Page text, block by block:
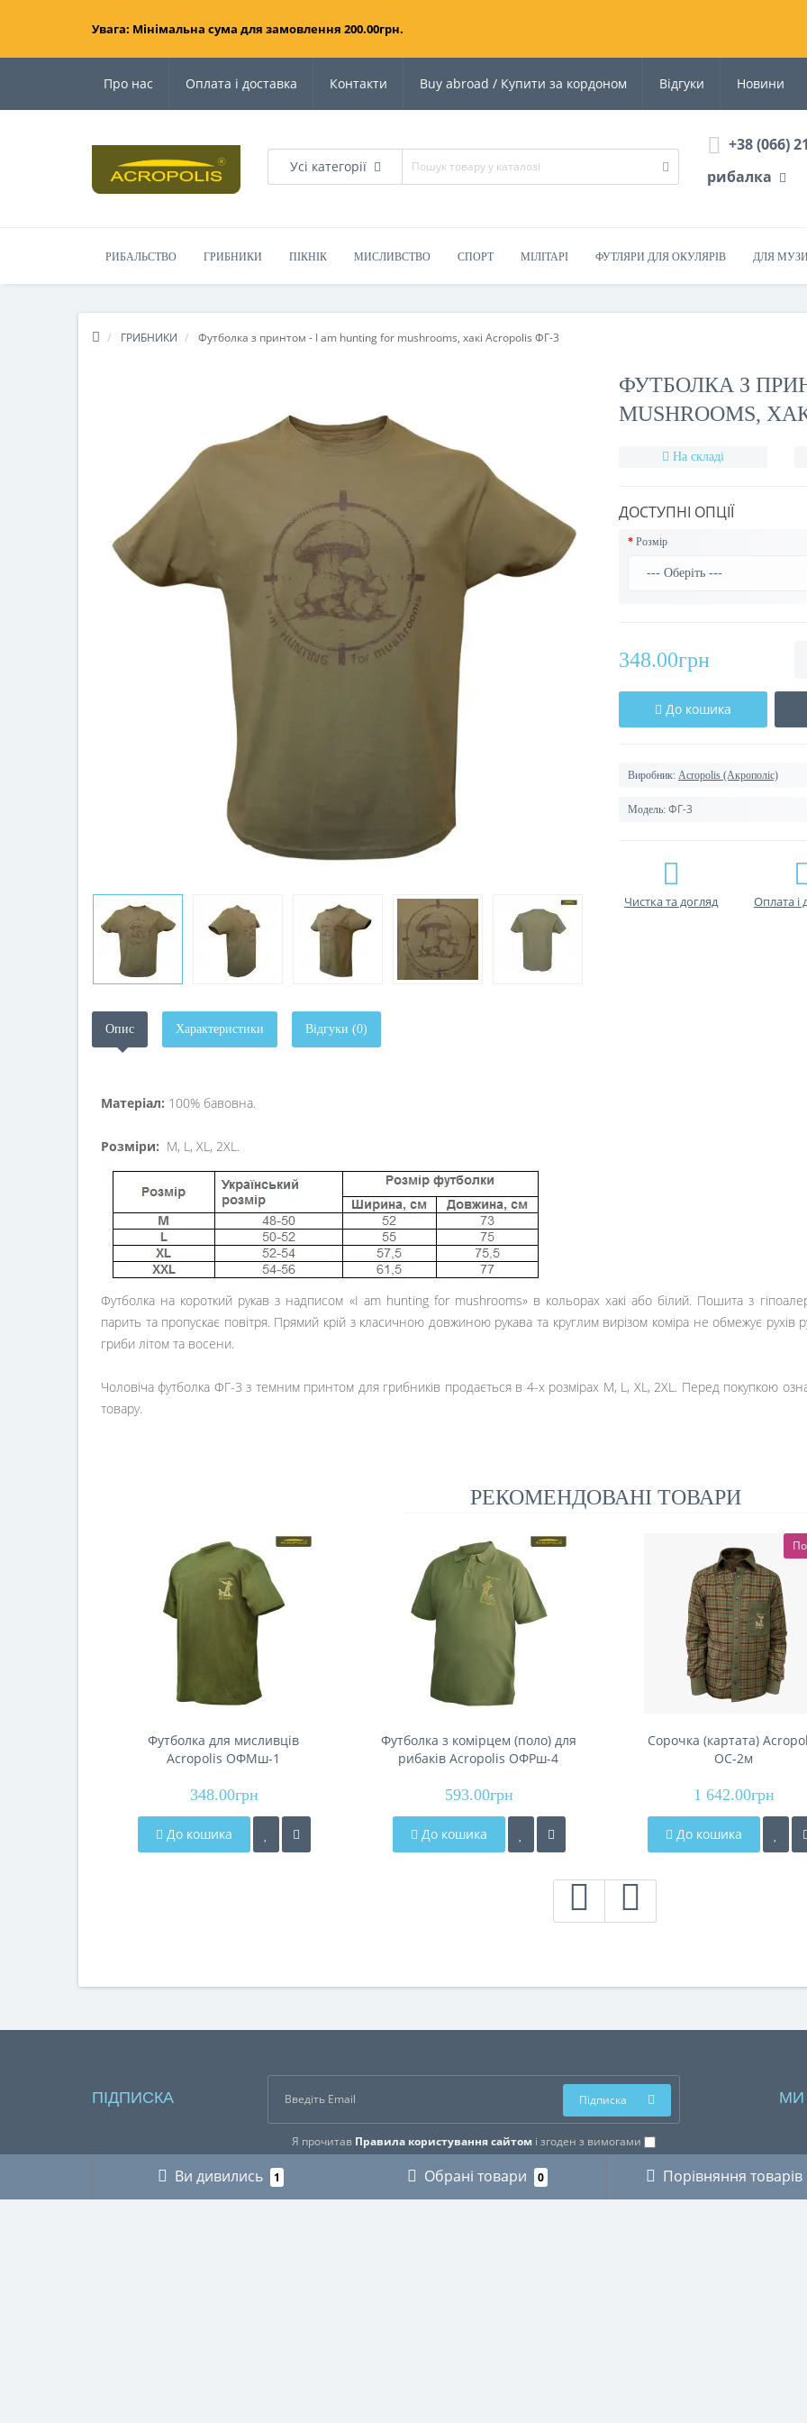
Увага: Мінімальна сума для замовлення 200.00грн.
Про нас Оплата і доставка Контакти Buy abroad / Купити за кордоном Відгуки Новини
Усі категорії
+38 (066)
рибалка
РИБАЛЬСТВО ГРИБНИКИ ПІКНІК МИСЛИВСТВО СПОРТ МІЛІТАРІ ФУТЛЯРИ ДЛЯ ОКУЛЯРІВ ДЛЯ
ГРИБНИКИ Футболка з принтом - I am hunting for mushrooms, хакі Acropolis ФГ-3
ФУТБОЛКА З
MUSHROOMS,
На складі
ДОСТУПНІ ОПЦІЇ
Розмір
348.00грн
До кошика
Виробник: Acropolis (Акрополіс)
Модель: ФГ-3
Чистка та догляд Оплата і
Опис Характеристики Відгуки (0)
Матеріал: 100% бавовна.
Розміри: M, L, XL, 2XL.
Футболка на короткий рукав з надписом «I am hunting for mushrooms» в кольорах хакі або білий. Пошита з
парить та пропускає повітря. Прямий крій з класичною довжиною рукава та круглим вирізом коміра не обмежує
гриби літом та восени.
Чоловіча футболка ФГ-3 з темним принтом для грибників продається в 4-х розмірах M, L, XL, 2XL. Перед покупкою
товару.
РЕКОМЕНДОВАНІ ТОВАРИ
Футболка для мисливців
Acropolis ОФМш-1
348.00грн
До кошика
Футболка з комірцем (поло) для
рибаків Acropolis ОФРш-4
593.00грн
До кошика
Сорочка (картата)
ОС-2м
1 642.00грн
До кошика
ПІДПИСКА
Я прочитав Правила користування сайтомі згоден з вимогами
Підписка МИ
Ви дивились 1 Обрані товари 0 Порівняння товарів